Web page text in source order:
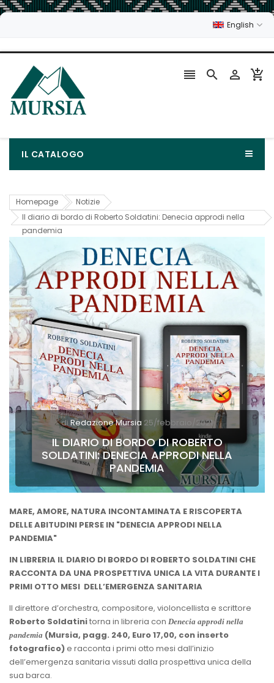
English
   
IL CATALOGO
Homepage
Notizie
Il diario di bordo di Roberto Soldatini: Denecia approdi nella
pandemia
di Redazione Mursia 25/febbraio/2021
IL DIARIO DI BORDO DI ROBERTO
SOLDATINI: DENECIA APPRODI NELLA
PANDEMIA
MARE, AMORE, NATURA INCONTAMINATA E RISCOPERTA
DELLE ABITUDINI PERSE IN "DENECIA APPRODI NELLA
PANDEMIA"
IN LIBRERIA IL DIARIO DI BORDO DI ROBERTO SOLDATINI CHE
RACCONTA DA UNA PROSPETTIVA UNICA LA VITA DURANTE I
PRIMI OTTO MESI DELL’EMERGENZA SANITARIA
Il direttore d’orchestra, compositore, violoncellista e scrittore
Roberto Soldatinitorna in libreria con Denecia approdi nella
pandemia (Mursia, pagg. 240, Euro 17,00, con inserto
fotografico)e racconta i primi otto mesi dall’inizio
dell’emergenza sanitaria vissuti dalla prospettiva unica della
sua barca.